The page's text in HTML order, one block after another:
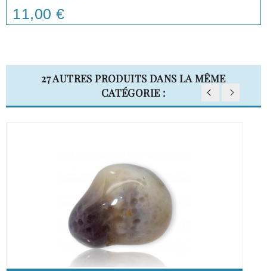
Price
11,00 €
27 AUTRES PRODUITS DANS LA MÊME
CATÉGORIE :